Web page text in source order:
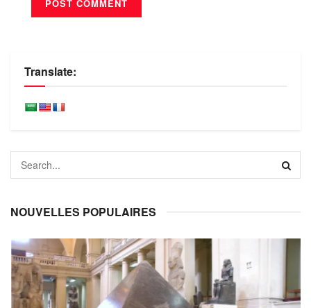
Translate:
NOUVELLES POPULAIRES